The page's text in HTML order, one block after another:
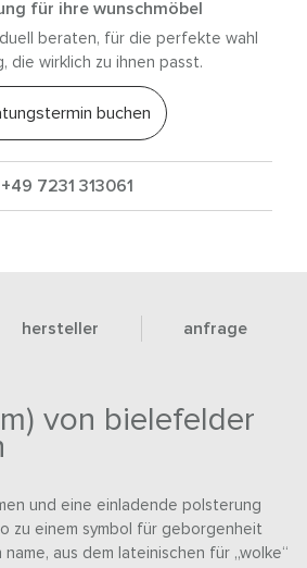
für ihre wunschmöbel
beraten, für die perfekte wahl
die wirklich zu ihnen passt.
buchen
+49 7231 313061
hersteller anfrage
von bielefelder
und eine einladende polsterung
zu einem symbol für geborgenheit
aus dem lateinischen für „wolke“